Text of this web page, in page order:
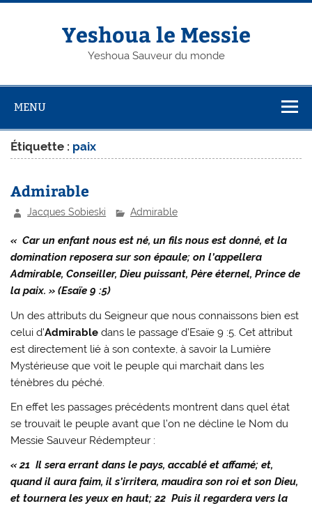
Skip
Yeshoua le Messie
Yeshoua Sauveur du monde
MENU
Étiquette : paix
Admirable
Jacques Sobieski Admirable
« Car un enfant nous est né, un fils nous est donné, et la
domination reposera sur son épaule; on l’appellera
Admirable, Conseiller, Dieu puissant, Père éternel, Prince de
la paix. » (Esaïe 9 :5)
Un des attributs du Seigneur que nous connaissons bien est
celui d’Admirable dans le passage d’Esaïe 9 :5. Cet attribut
est directement lié à son contexte, à savoir la Lumière
Mystérieuse que voit le peuple qui marchait dans les
ténèbres du péché.
En effet les passages précédents montrent dans quel état
se trouvait le peuple avant que l’on ne décline le Nom du
Messie Sauveur Rédempteur :
« 21 Il sera errant dans le pays, accablé et affamé; et,
quand il aura faim, il s’irritera, maudira son roi et son Dieu,
et tournera les yeux en haut; 22 Puis il regardera vers la